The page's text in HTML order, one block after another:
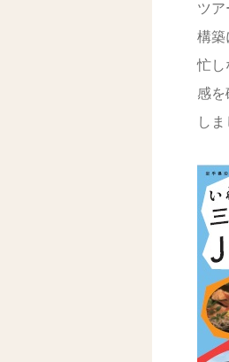
ツ
構築
忙し
感
しま